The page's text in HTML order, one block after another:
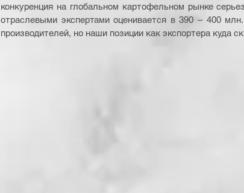
конкуренция на глобальном картофельном рынке
отраслевыми экспертами оценивается в 390 – 400
производителей, но наши позиции как экспортера куда